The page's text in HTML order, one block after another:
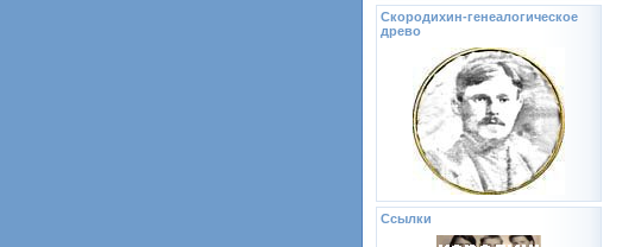
Скородихин-генеалогическое
древо
Ссылки